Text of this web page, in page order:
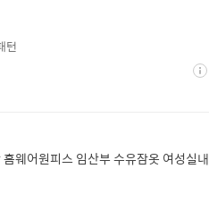
상
턴
웨어원피스 임산부 수유잠옷 여성실내